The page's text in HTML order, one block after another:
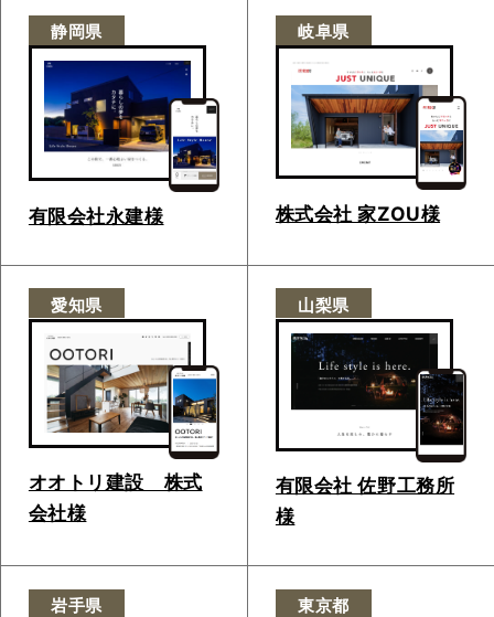
静岡県
有限会社永建様
岐阜県
株式会社 家ZOU様
愛知県
オオトリ建設 株式
会社様
山梨県
有限会社 佐野工務所
様
岩手県 東京都